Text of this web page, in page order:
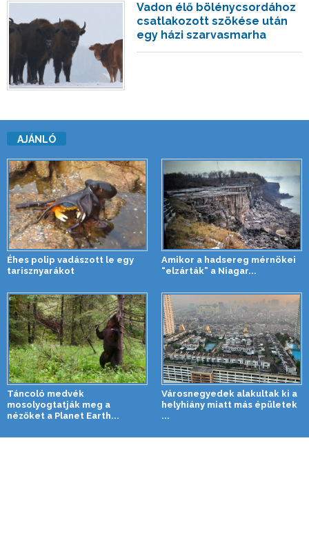
Vadon élő bölénycsordához
csatlakozott szökése után
egy házi szarvasmarha
AJÁNLÓ
Éhes polip vadászott le egy
tarisznyarákot
Amikor a hadsereg mérnökei
“elzárták” a Niagar...
Táncoló medvék
mosolyogtatják meg a
nézőket a Planet Earth...
Városnegyedek alakultak ki a
helyhiány miatt más épületek
...